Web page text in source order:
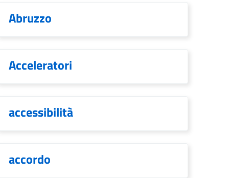
Abruzzo
Acceleratori
accessibilità
accordo